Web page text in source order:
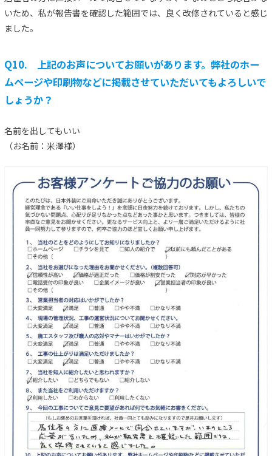
いため、私が報告書を確認した範囲では、良く改修されていると感じ
ました。
Q10. 上記のお声についてお願いがあります。弊社のホー
ムページや印刷物などに掲載させていただいてもよろしいで
しょうか？
名前を出してもいい
（お名前：米澤様）